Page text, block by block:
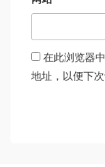
在此浏览器
地址，以便下次